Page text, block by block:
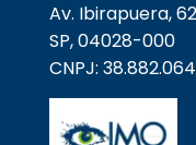
Av. Ibirapuera,
SP, 04028-000
CNPJ: